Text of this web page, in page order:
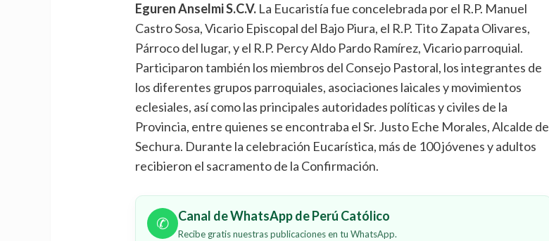
Eguren Anselmi S.C.V. La Eucaristía fue concelebrada por el R.P. Manuel
Castro Sosa, Vicario Episcopal del Bajo Piura, el R.P. Tito Zapata Olivares,
Párroco del lugar, y el R.P. Percy Aldo Pardo Ramírez, Vicario parroquial.
Participaron también los miembros del Consejo Pastoral, los integrantes de
los diferentes grupos parroquiales, asociaciones laicales y movimientos
eclesiales, así como las principales autoridades políticas y civiles de la
Provincia, entre quienes se encontraba el Sr. Justo Eche Morales, Alcalde de
Sechura. Durante la celebración Eucarística, más de 100 jóvenes y adultos
recibieron el sacramento de la Confirmación.
✆ Canal de WhatsApp de Perú Católico
Recibe gratis nuestras publicaciones en tu WhatsApp.